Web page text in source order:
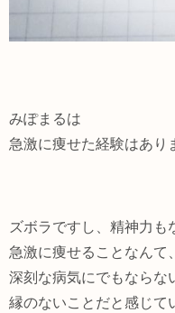
みぽまるは
急激に痩せた経験はあり
ズボラですし、精神力も
急激に痩せることなんて、
深刻な病気にでもならな
縁のないことだと感じて